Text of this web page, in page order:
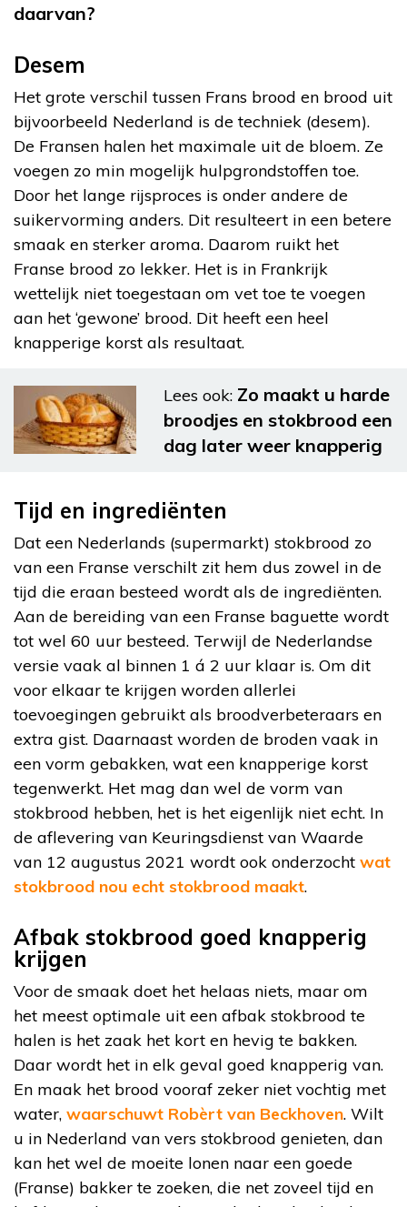
daarvan?
Desem
Het grote verschil tussen Frans brood en brood uit
bijvoorbeeld Nederland is de techniek (desem).
De Fransen halen het maximale uit de bloem. Ze
voegen zo min mogelijk hulpgrondstoffen toe.
Door het lange rijsproces is onder andere de
suikervorming anders. Dit resulteert in een betere
smaak en sterker aroma. Daarom ruikt het
Franse brood zo lekker. Het is in Frankrijk
wettelijk niet toegestaan om vet toe te voegen
aan het ‘gewone’ brood. Dit heeft een heel
knapperige korst als resultaat.
Lees ook: Zo maakt u harde
broodjes en stokbrood een
dag later weer knapperig
Tijd en ingrediënten
Dat een Nederlands (supermarkt) stokbrood zo
van een Franse verschilt zit hem dus zowel in de
tijd die eraan besteed wordt als de ingrediënten.
Aan de bereiding van een Franse baguette wordt
tot wel 60 uur besteed. Terwijl de Nederlandse
versie vaak al binnen 1 á 2 uur klaar is. Om dit
voor elkaar te krijgen worden allerlei
toevoegingen gebruikt als broodverbeteraars en
extra gist. Daarnaast worden de broden vaak in
een vorm gebakken, wat een knapperige korst
tegenwerkt. Het mag dan wel de vorm van
stokbrood hebben, het is het eigenlijk niet echt. In
de aflevering van Keuringsdienst van Waarde
van 12 augustus 2021 wordt ook onderzocht wat
stokbrood nou echt stokbrood maakt.
Afbak stokbrood goed knapperig
krijgen
Voor de smaak doet het helaas niets, maar om
het meest optimale uit een afbak stokbrood te
halen is het zaak het kort en hevig te bakken.
Daar wordt het in elk geval goed knapperig van.
En maak het brood vooraf zeker niet vochtig met
water, waarschuwt Robèrt van Beckhoven. Wilt
u in Nederland van vers stokbrood genieten, dan
kan het wel de moeite lonen naar een goede
(Franse) bakker te zoeken, die net zoveel tijd en